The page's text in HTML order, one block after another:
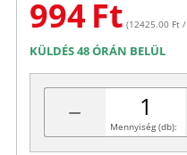
994 Ft (12425.00 Ft /
KÜLDÉS 48 ÓRÁN BELÜL
− Mennyiség (db):